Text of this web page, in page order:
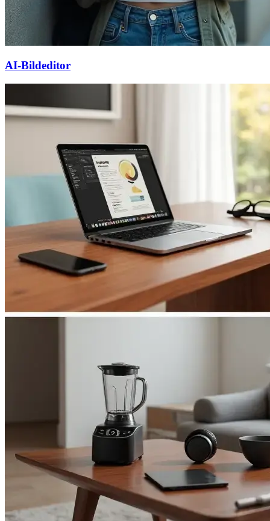
AI-Bildeditor